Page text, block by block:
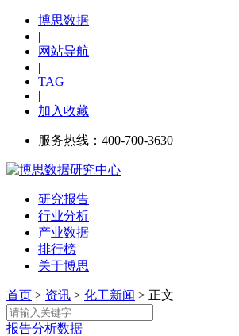
博思数据
|
网站导航
|
TAG
|
加入收藏
服务热线：400-700-3630
研究报告
行业分析
产业数据
排行榜
关于博思
首页 > 资讯 > 化工新闻 > 正文
报告分析数据